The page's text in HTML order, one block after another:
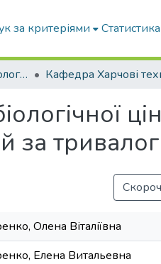
за критеріями Статистика
Факультет Агротехнологій та екології
за
Олена Віталіївна
Елена Витальевна